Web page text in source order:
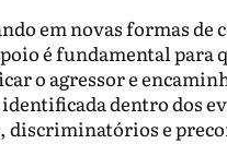
em novas formas de
é fundamental para
o agressor e
dentro dos
discriminatórios e